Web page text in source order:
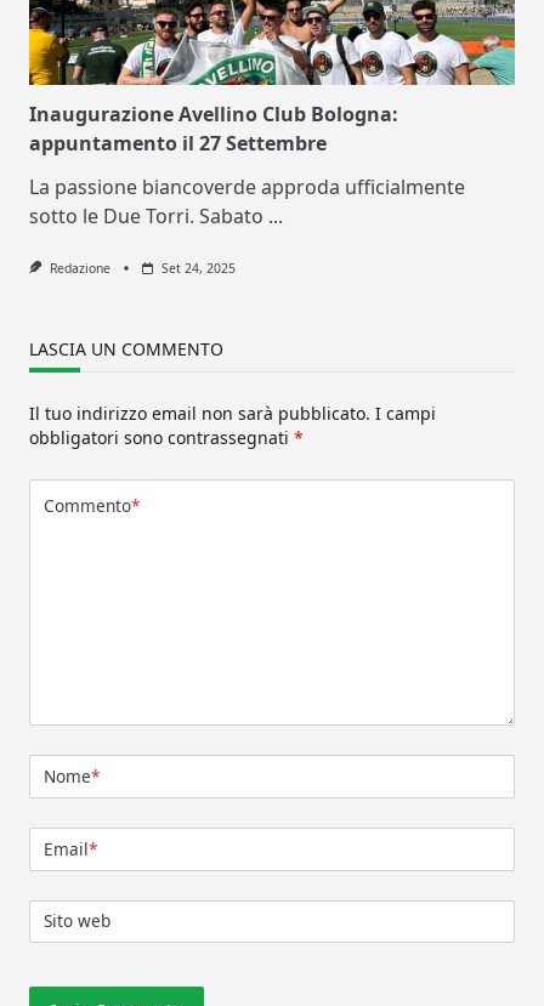
Inaugurazione Avellino Club Bologna:
appuntamento il 27 Settembre
La passione biancoverde approda ufficialmente
sotto le Due Torri. Sabato ...
Redazione Set 24, 2025
LASCIA UN COMMENTO
Il tuo indirizzo email non sarà pubblicato. I campi
obbligatori sono contrassegnati *
Commento*
Nome*
Email*
Sito web